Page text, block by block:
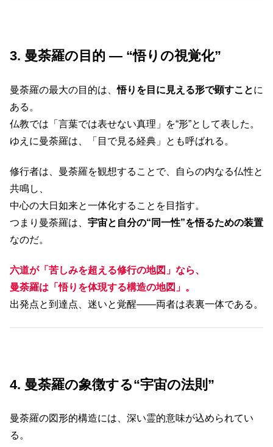
3. 曼荼羅の目的 ― “悟りの視覚化”
曼荼羅の最大の目的は、悟りを目に見える形で顕すことに
ある。
仏教では「言葉では表せない真理」を“形”として表した。
ゆえに曼荼羅は、「目で見る経典」とも呼ばれる。
修行者は、曼荼羅を観想することで、自らの内なる仏性と
共鳴し、
中心の大日如来と一体化することを目指す。
つまり曼荼羅は、 宇宙と自分の“同一性”を悟るための装置
なのだ。
六道が「苦しみを超える修行の地図」なら、
曼荼羅は「悟りを体現する構造の地図」。
出発点と到達点、迷いと覚醒――両者は表裏一体である。
4. 曼荼羅の象徴する“宇宙の法則”
曼荼羅の図形的構造には、深い霊的意味が込められてい
る。